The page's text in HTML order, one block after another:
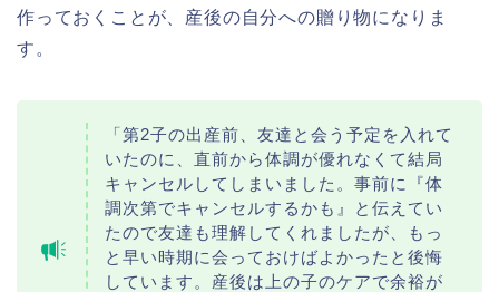
作っておくことが、産後の自分への贈り物になりま
す。
「第2子の出産前、友達と会う予定を入れて
いたのに、直前から体調が優れなくて結局
キャンセルしてしまいました。事前に『体
調次第でキャンセルするかも』と伝えてい
たので友達も理解してくれましたが、もっ
と早い時期に会っておけばよかったと後悔
しています。産後は上の子のケアで余裕が